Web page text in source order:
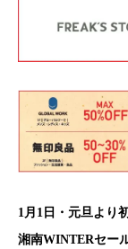
1月1日・元旦より
湘南WINTERセー